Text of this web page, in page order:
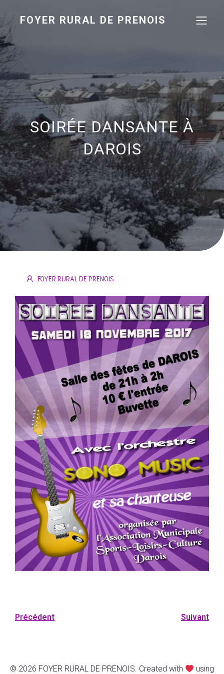
FOYER RURAL DE PRENOIS
SOIRÉE DANSANTE À
DAROIS
FOYER RURAL DE PRENOIS
Précédent Suivant
© 2026 FOYER RURAL DE PRENOIS. Created with using